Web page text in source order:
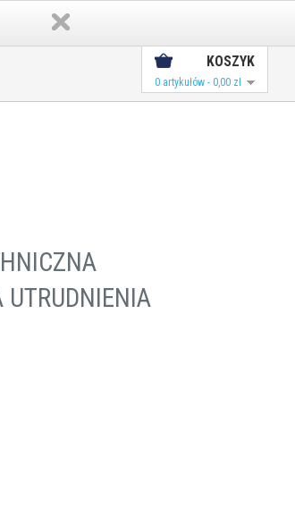
KOSZYK
0 artykułów - 0,00 zł
UTRUDNIENIA